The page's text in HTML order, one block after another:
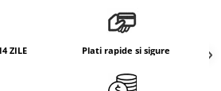
ZILE Plati rapide si sigure